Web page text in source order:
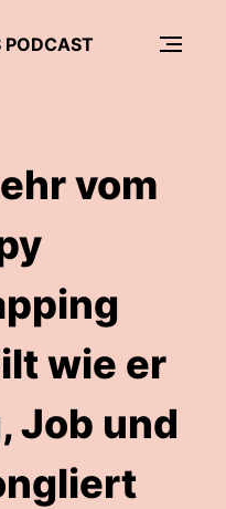
PODCAST
vom
wie er
Job und